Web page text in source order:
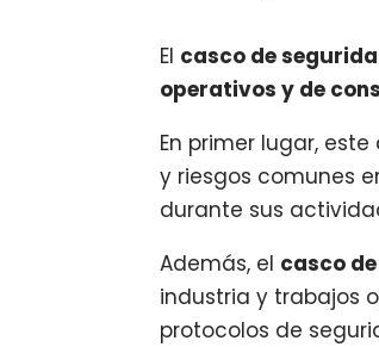
El casco de
operativos y de
En primer lugar,
y riesgos comunes
durante sus
Además, el casco
industria y trabajos
protocolos de